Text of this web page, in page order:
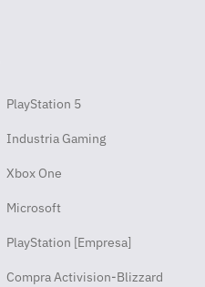
PlayStation 5
Industria Gaming
Xbox One
Microsoft
PlayStation [Empresa]
Compra Activision-Blizzard